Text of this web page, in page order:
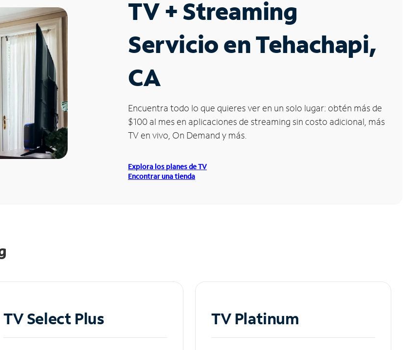
TV + Streaming
Servicio en Tehachapi,
CA
Encuentra todo lo que quieres ver en un solo lugar: obtén más de
$100 al mes en aplicaciones de streaming sin costo adicional, más
TV en vivo, On Demand y más.
Explora los planes de TV
Encontrar una tienda
TV Select Plus TV Platinum